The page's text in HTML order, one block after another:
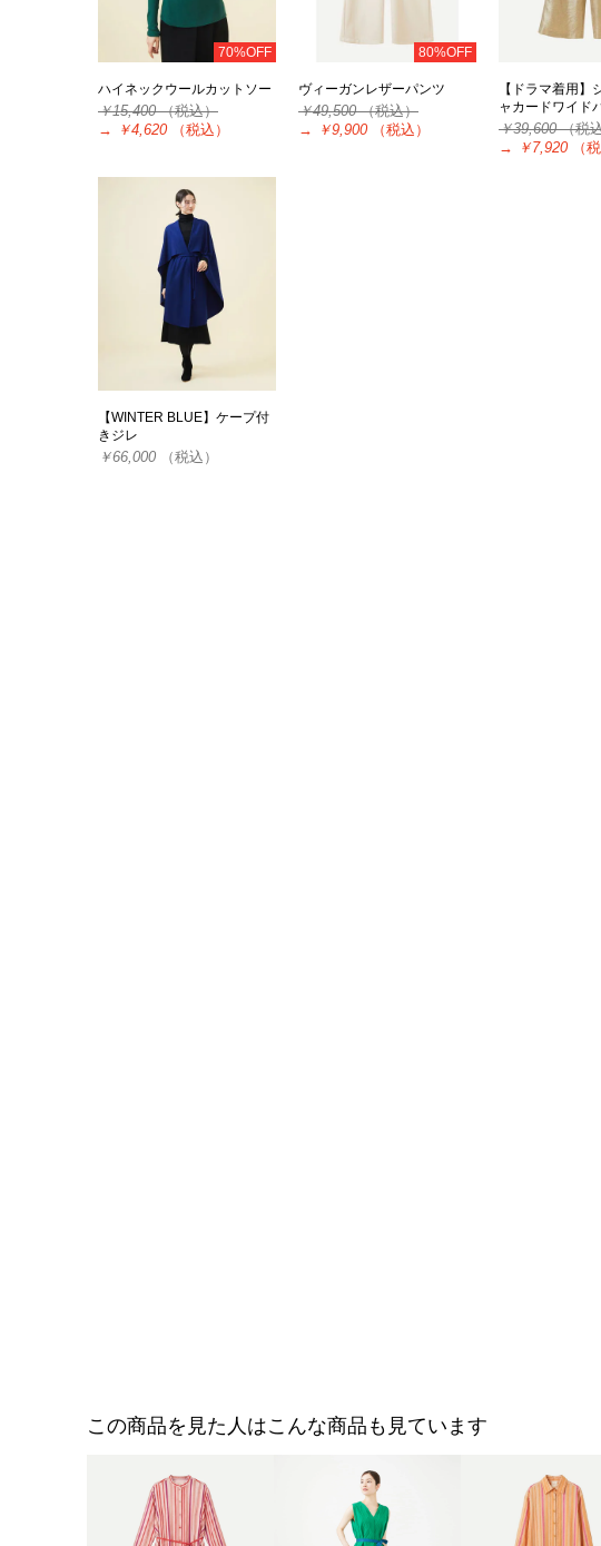
70%OFF
ハイネックウールカットソー
￥15,400（税込）
→
￥4,620 （税込）
80%OFF
ヴィーガンレザーパンツ
￥49,500（税込）
→
￥9,900 （税込）
【ドラマ着用】
ャカードワイド
￥39,600（税
→
￥7,920 （
【WINTER BLUE】ケープ付
きジレ
￥66,000 （税込）
この商品を見た人はこんな商品も見ています